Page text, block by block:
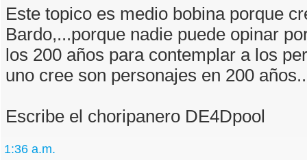
Este topico es medio bobina porque
Bardo,...porque nadie puede opinar
los 200 años para contemplar a los
uno cree son personajes en 200
Escribe el choripanero DE4Dpool
1:36 a.m.